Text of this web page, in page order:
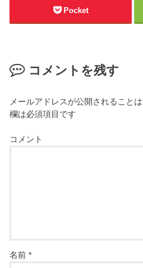
Pocket
コメントを残す
メールアドレスが公開されることは
欄は必須項目です
コメント
名前*